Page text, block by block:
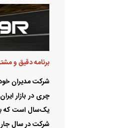
برنامه دقیق و
چری در بازار
شرکت در سال